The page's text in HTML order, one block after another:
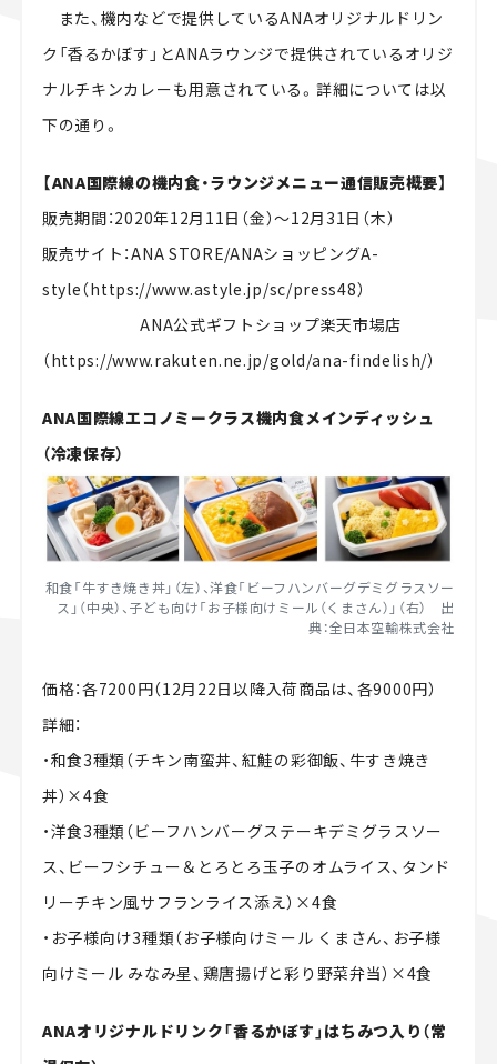
また、機内などで提供しているANAオリジナルドリン
ク「香るかぼす」とANAラウンジで提供されているオリジ
ナルチキンカレーも用意されている。詳細については以
下の通り。
【ANA国際線の機内食・ラウンジメニュー通信販売概要】
販売期間：2020年12月11日（金）～12月31日（木）
販売サイト：ANA STORE/ANAショッピングA-
style（https://www.astyle.jp/sc/press48）
ANA公式ギフトショップ楽天市場店
（https://www.rakuten.ne.jp/gold/ana-findelish/）
ANA国際線エコノミークラス機内食メインディッシュ
（冷凍保存）
和食「牛すき焼き丼」（左）、洋食「ビーフハンバーグデミグラスソー
ス」（中央）、子ども向け「お子様向けミール（くまさん）」（右） 出
典：全日本空輸株式会社
価格：各7200円（12月22日以降入荷商品は、各9000円）
詳細：
・和食3種類（チキン南蛮丼、紅鮭の彩御飯、牛すき焼き
丼）×4食
・洋食3種類（ビーフハンバーグステーキデミグラスソー
ス、ビーフシチュー＆とろとろ玉子のオムライス、タンド
リーチキン風サフランライス添え）×4食
・お子様向け3種類（お子様向けミール くまさん、お子様
向けミール みなみ星、鶏唐揚げと彩り野菜弁当）×4食
ANAオリジナルドリンク「香るかぼす」はちみつ入り（常